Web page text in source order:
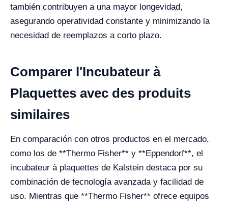
también contribuyen a una mayor longevidad,
asegurando operatividad constante y minimizando la
necesidad de reemplazos a corto plazo.
Comparer l'Incubateur à
Plaquettes avec des produits
similaires
En comparación con otros productos en el mercado,
como los de **Thermo Fisher** y **Eppendorf**, el
incubateur à plaquettes de Kalstein destaca por su
combinación de tecnología avanzada y facilidad de
uso. Mientras que **Thermo Fisher** ofrece equipos